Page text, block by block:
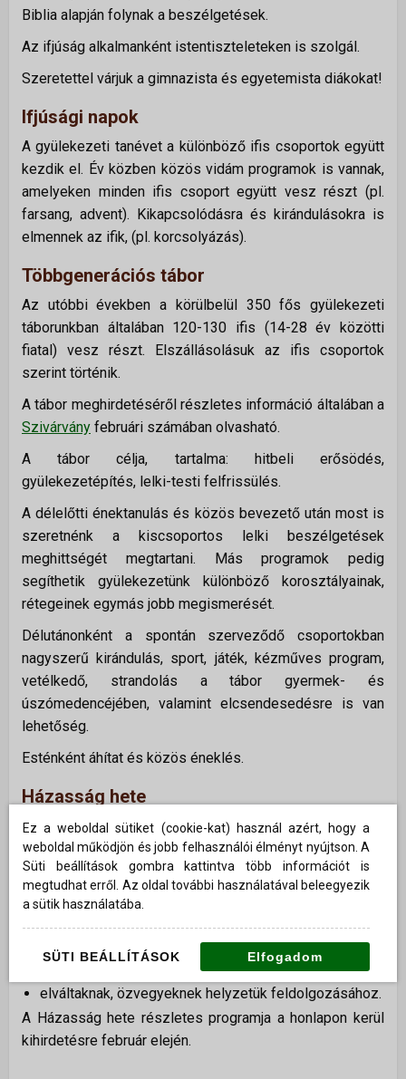
Biblia alapján folynak a beszélgetések.
Az ifjúság alkalmanként istentiszteleteken is szolgál.
Szeretettel várjuk a gimnazista és egyetemista diákokat!
Ifjúsági napok
A gyülekezeti tanévet a különböző ifis csoportok együtt
kezdik el. Év közben közös vidám programok is vannak,
amelyeken minden ifis csoport együtt vesz részt (pl.
farsang, advent). Kikapcsolódásra és kirándulásokra is
elmennek az ifik, (pl. korcsolyázás).
Többgenerációs tábor
Az utóbbi években a körülbelül 350 fős gyülekezeti
táborunkban általában 120-130 ifis (14-28 év közötti
fiatal) vesz részt. Elszállásolásuk az ifis csoportok
szerint történik.
A tábor meghirdetéséről részletes információ általában a
Szivárvány februári számában olvasható.
A tábor célja, tartalma: hitbeli erősödés,
gyülekezetépítés, lelki-testi felfrissülés.
A délelőtti énektanulás és közös bevezető után most is
szeretnénk a kiscsoportos lelki beszélgetések
meghittségét megtartani. Más programok pedig
segíthetik gyülekezetünk különböző korosztályainak,
rétegeinek egymás jobb megismerését.
Délutánonként a spontán szerveződő csoportokban
nagyszerű kirándulás, sport, játék, kézműves program,
vetélkedő, strandolás a tábor gyermek- és
úszómedencéjében, valamint elcsendesedésre is van
lehetőség.
Esténként áhítat és közös éneklés.
Házasság hete
A február közepén megrendezésre kerülő Házasság
hete programjai bibliai megalapozottságú segítséget
adhatnak:
fiataloknak a párkeresés, együtt járás, házasságra
készülés kérdéseiben,
házasságban élőknek a házasságuk gondozásához,
szülőknek a gyermeknevelés feladataihoz,
elváltaknak, özvegyeknek helyzetük feldolgozásához.
A Házasság hete részletes programja a honlapon kerül
kihirdetésre február elején.
Ez a weboldal sütiket (cookie-kat) használ azért, hogy a
weboldal működjön és jobb felhasználói élményt nyújtson. A
Süti beállítások gombra kattintva több információt is
megtudhat erről. Az oldal további használatával beleegyezik
a sütik használatába.
SÜTI BEÁLLÍTÁSOK Elfogadom